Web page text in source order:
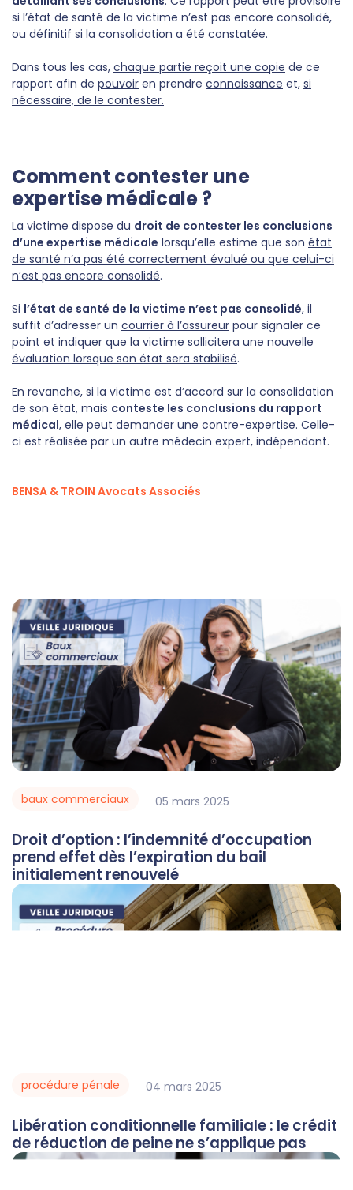
si l’état de santé de la victime n’est pas encore consolidé,
ou définitif si la consolidation a été constatée.
Dans tous les cas, chaque partie reçoit une copie de ce
rapport afin de pouvoir en prendre connaissance et, si
nécessaire, de le contester.
Comment contester une
expertise médicale ?
La victime dispose du droit de contester les conclusions
d’une expertise médicale lorsqu’elle estime que son état
de santé n’a pas été correctement évalué ou que celui-ci
n’est pas encore consolidé.
Si l’état de santé de la victime n’est pas consolidé, il
suffit d’adresser un courrier à l’assureur pour signaler ce
point et indiquer que la victime sollicitera une nouvelle
évaluation lorsque son état sera stabilisé.
En revanche, si la victime est d’accord sur la consolidation
de son état, mais conteste les conclusions du rapport
médical, elle peut demander une contre-expertise. Celle-
ci est réalisée par un autre médecin expert, indépendant.
BENSA & TROIN Avocats Associés
Droit d’option : l’indemnité d’occupation
prend effet dès l’expiration du bail
initialement renouvelé
05 mars 2025
baux commerciaux
Libération conditionnelle familiale : le crédit
de réduction de peine ne s’applique pas
04 mars 2025
procédure pénale